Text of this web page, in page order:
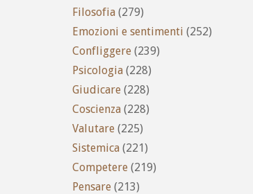
Filosofia (279)
Emozioni e sentimenti (252)
Confliggere (239)
Psicologia (228)
Giudicare (228)
Coscienza (228)
Valutare (225)
Sistemica (221)
Competere (219)
Pensare (213)